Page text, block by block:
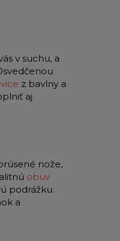
v suchu, a
z bavlny a
aj
nože,
obuv
podrážku.
a